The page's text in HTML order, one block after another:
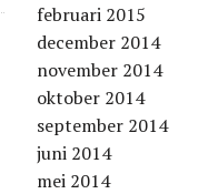
februari 2015
december 2014
november 2014
oktober 2014
september 2014
juni 2014
mei 2014